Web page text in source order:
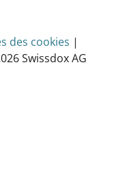
des cookies |
Swissdox AG